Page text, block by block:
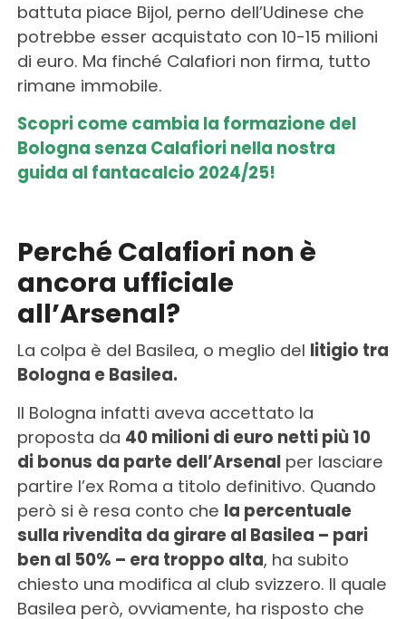
battuta piace Bijol, perno dell’Udinese che
potrebbe esser acquistato con 10-15 milioni
di euro. Ma finché Calafiori non firma, tutto
rimane immobile.
Scopri come cambia la formazione del
Bologna senza Calafiori nella nostra
guida al fantacalcio 2024/25!
Perché Calafiori non è
ancora ufficiale
all’Arsenal?
La colpa è del Basilea, o meglio del litigio tra
Bologna e Basilea.
Il Bologna infatti aveva accettato la
proposta da 40 milioni di euro netti più 10
di bonus da parte dell’Arsenalper lasciare
partire l’ex Roma a titolo definitivo. Quando
però si è resa conto che la percentuale
sulla rivendita da girare al Basilea – pari
ben al 50% – era troppo alta, ha subito
chiesto una modifica al club svizzero. Il quale
Basilea però, ovviamente, ha risposto che